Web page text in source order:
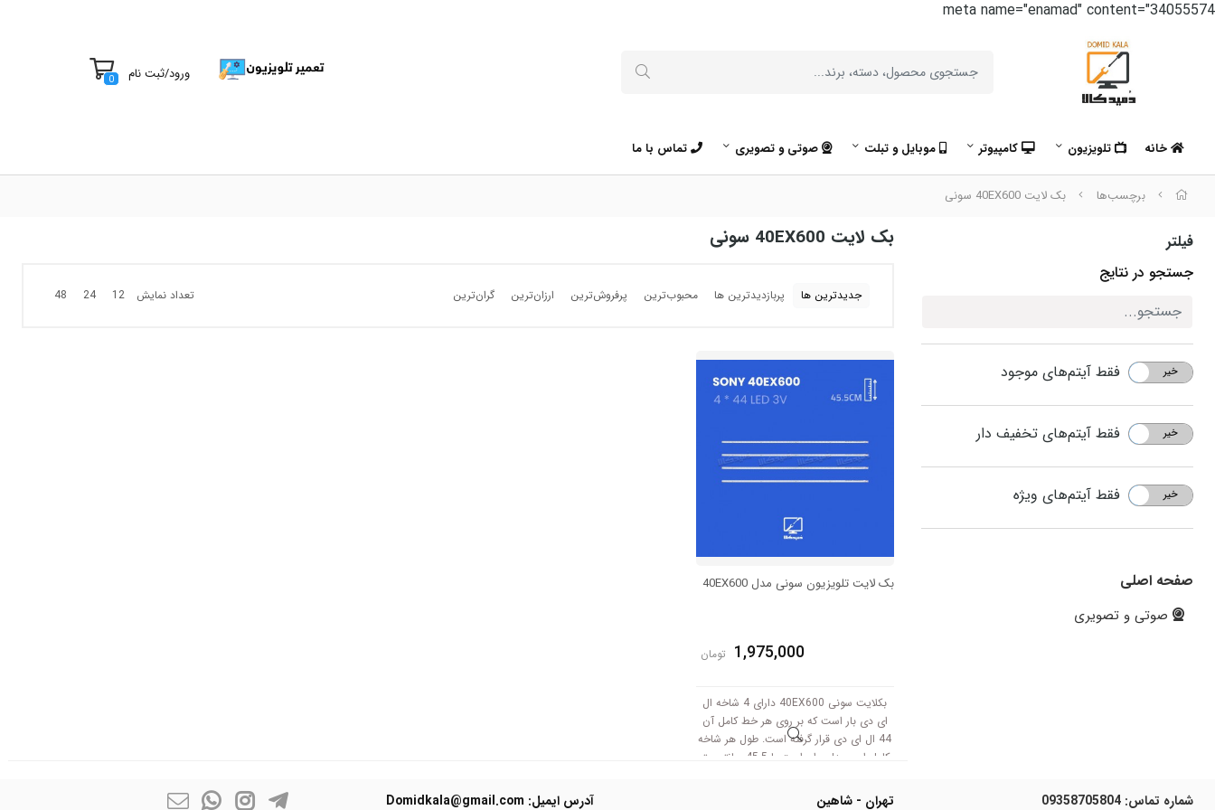
meta name="enamad" content="34055574
ورود/ثبت نام 0
خانه تلویزیون کامپیوتر موبایل و تبلت صوتی و تصویری تماس با ما
برچسب‌ها بک لایت 40EX600 سونی
فیلتر
جستجو در نتایج
بله خیر فقط آیتم‌های موجود
بله خیر فقط آیتم‌های تخفیف دار
بله خیر فقط آیتم‌های ویژه
صفحه اصلی
صوتی و تصویری
بک لایت 40EX600 سونی
جدیدترین ها پربازدیدترین ها محبوب‌‌ترین پرفروش‌ترین ارزان‌ترین گران‌ترین تعداد نمایش 12
24
48
بک لایت تلویزیون سونی مدل 40EX600
1,975,000 تومان
بکلایت سونی 40EX600 دارای 4 شاخه ال
ای دی بار است که بر روی هر خط کامل آن
44 ال ای دی قرار گرفته است. طول هر شاخه
کامل این مدل برابر است با 45.5 سانتی متر
شماره تماس: 09358705804 تهران - شاهین آدرس ایمیل: Domidkala@gmail.com